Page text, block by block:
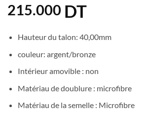
215.000 DT
Hauteur du talon: 40,00mm
couleur: argent/bronze
Intérieur amovible : non
Matériau de doublure : microfibre
Matériau de la semelle : Microfibre